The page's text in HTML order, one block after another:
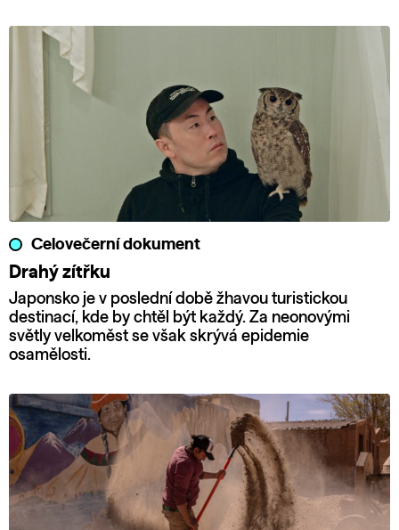
Celovečerní dokument
Drahý zítřku
Japonsko je v poslední době žhavou turistickou
destinací, kde by chtěl být každý. Za neonovými
světly velkoměst se však skrývá epidemie
osamělosti.